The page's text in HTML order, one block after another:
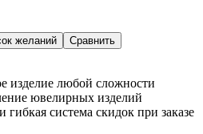
желаний Сравнить
изделие любой сложности
ювелирных изделий
система скидок при заказе